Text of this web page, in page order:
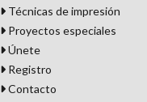
Técnicas de impresión
Proyectos especiales
Únete
Registro
Contacto